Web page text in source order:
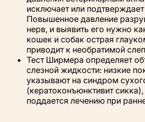
исключает или
Повышенное давление
нерв, и выявить его нужно
кошек и собак острая
приводит к необратимой
Тест Ширмера определяет
слезной жидкости: низкие
указывают на синдром
(кератоконъюнктивит
поддается лечению при